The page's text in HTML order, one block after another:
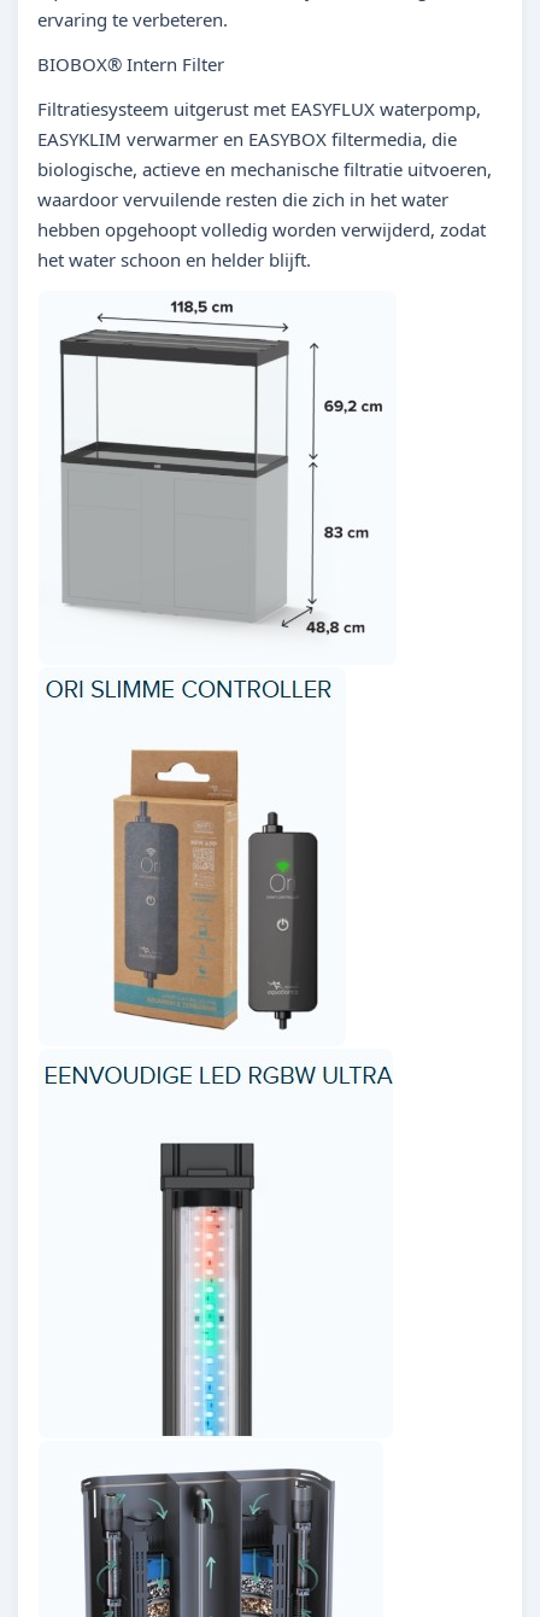
ervaring te verbeteren.
BIOBOX® Intern Filter
Filtratiesysteem uitgerust met EASYFLUX waterpomp,
EASYKLIM verwarmer en EASYBOX filtermedia, die
biologische, actieve en mechanische filtratie uitvoeren,
waardoor vervuilende resten die zich in het water
hebben opgehoopt volledig worden verwijderd, zodat
het water schoon en helder blijft.